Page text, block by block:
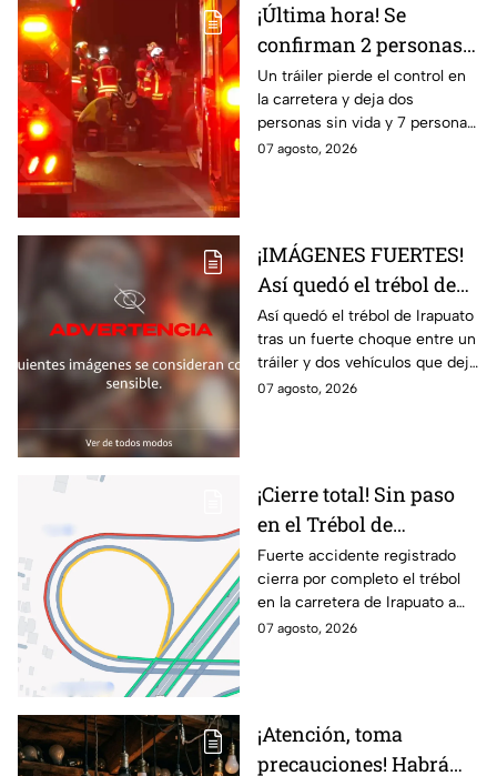
¡Última hora! Se
confirman 2 personas
fall3cidas y 7
lesion4dos en
accid3nte carretero en
Irapuato; esto se sabe
Un tráiler pierde el control en
la carretera y deja dos
personas sin vida y 7 personas
más lesionadas.
07 agosto, 2026
¡IMÁGENES FUERTES!
Así quedó el trébol de
Irapuato tras aparatoso
choque; hay mu3rtos y
lesionados
Así quedó el trébol de Irapuato
tras un fuerte choque entre un
tráiler y dos vehículos que dejó
dos muertos y siete personas
07 agosto, 2026
¡Cierre total! Sin paso
en el Trébol de
Irapuato; toma estas
vías alternas
Fuerte accidente registrado
cierra por completo el trébol
en la carretera de Irapuato a
Abasolo
07 agosto, 2026
¡Atención, toma
precauciones! Habrá